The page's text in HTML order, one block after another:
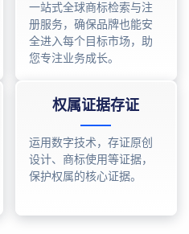
一站式全球商标检索与注
册服务，确保品牌也能安
全进入每个目标市场，助
您专注业务成长。
权属证据存证
运用数字技术，存证原创
设计、商标使用等证据，
保护权属的核心证据。